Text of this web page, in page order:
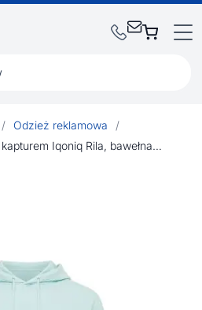
/ Odzież reklamowa
/
Lekka bluza z kapturem Iqoniq Rila, bawełna z recyklingu